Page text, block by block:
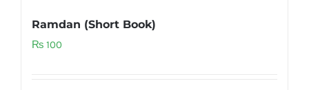
Ramdan (Short Book)
₨ 100